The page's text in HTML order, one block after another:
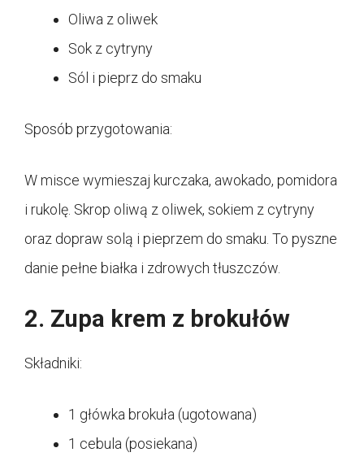
Oliwa z oliwek
Sok z cytryny
Sól i pieprz do smaku
Sposób przygotowania:
W misce wymieszaj kurczaka, awokado, pomidora
i rukolę. Skrop oliwą z oliwek, sokiem z cytryny
oraz dopraw solą i pieprzem do smaku. To pyszne
danie pełne białka i zdrowych tłuszczów.
2. Zupa krem z brokułów
Składniki:
1 główka brokuła (ugotowana)
1 cebula (posiekana)